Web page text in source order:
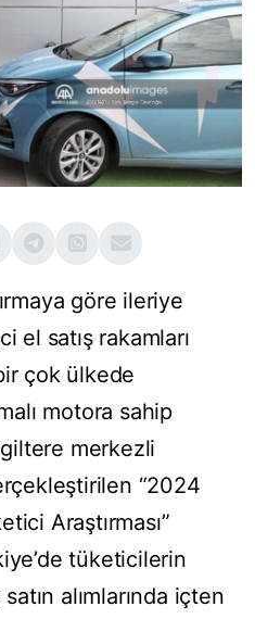
göre ileriye
el satış rakamları
çok ülkede
motora sahip
merkezli
“2024
Araştırması”
tüketicilerin
alımlarında içten